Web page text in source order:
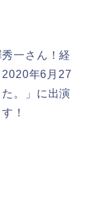
一さん！経
年6月27
。」に出演
！